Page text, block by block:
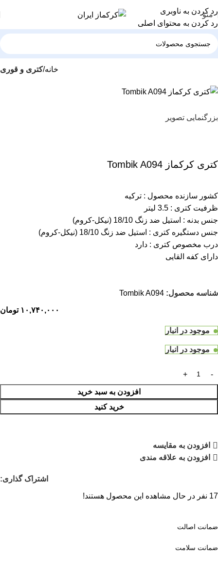
رد کردن به ناوبری
رد کردن به محتوای اصلی
منو
خانه کتری و قوری
بزرگنمایی تصویر
کتری کرکماز Tombik A094
کشور سازنده محصول : ترکیه
ظرفیت کتری : 3.5 لیتر
جنس بدنه : استیل ضد زنگ 18/10 (نیکل-کروم)
جنس دستگیره کتری : استیل ضد زنگ 18/10 (نیکل-کروم)
درب مخصوص کتری : دارد
دارای کفه القایی
شناسه محصول: Tombik A094
۱۰,۷۴۰,۰۰۰ تومان
موجود در انبار
موجود در انبار
افزودن به سبد خرید
خرید کنید
افزودن به مقایسه
افزودن به علاقه مندی
اشتراک گذاری:
17 نفر در حال مشاهده این محصول هستند!
ضمانت اصالت
ضمانت سلامت